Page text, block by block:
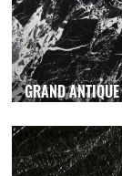
GRAND